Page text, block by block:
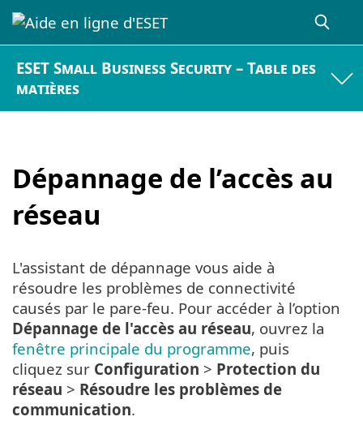
ESET Small Business Security – Table des
matières
Dépannage de l’accès au
réseau
L'assistant de dépannage vous aide à
résoudre les problèmes de connectivité
causés par le pare-feu. Pour accéder à l’option
Dépannage de l'accès au réseau, ouvrez la
fenêtre principale du programme, puis
cliquez sur Configuration > Protection du
réseau > Résoudre les problèmes de
communication.